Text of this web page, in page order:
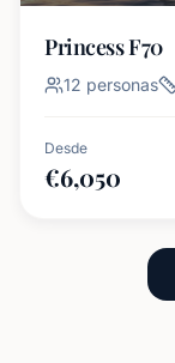
Princess F70
12 personas
Desde
€6,050